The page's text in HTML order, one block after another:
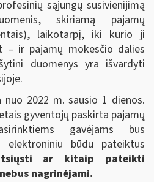
sąjungų susivienijimą
skiriamą pajamų
laikotarpį, iki kurio ji
– ir pajamų mokesčio dalies
duomenys yra išvardyti
nuo 2022 m. sausio 1 dienos.
gyventojų paskirta pajamų
gavėjams bus
būdu pateiktus
ar kitaip pateikti
nagrinėjami.